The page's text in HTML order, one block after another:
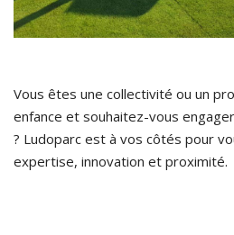
Vous êtes une collectivité ou un
enfance et souhaitez-vous
? Ludoparc est à vos côtés pour
expertise, innovation et proximité.